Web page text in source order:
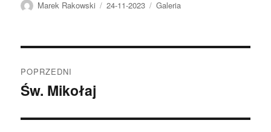
Autor
Marek Rakowski
Data
24-11-2023 Kategorie
Galeria
wpisu
POPRZEDNI
Poprzedni
Św. Mikołaj